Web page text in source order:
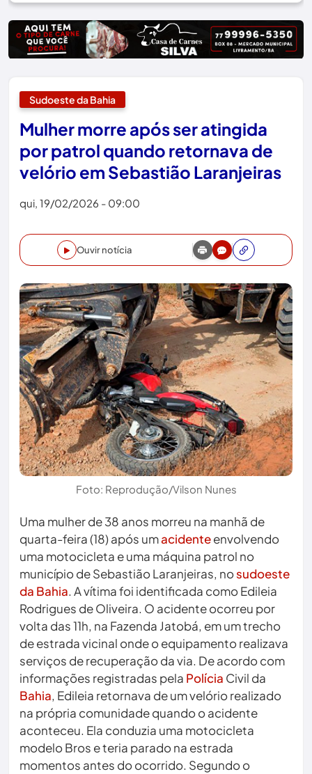
Sudoeste da Bahia
Mulher morre após ser atingida
por patrol quando retornava de
velório em Sebastião Laranjeiras
qui, 19/02/2026 - 09:00
Ouvir notícia
Foto: Reprodução/Vilson Nunes
Uma mulher de 38 anos morreu na manhã de
quarta-feira (18) após umacidenteenvolvendo
uma motocicleta e uma máquina patrol no
município de Sebastião Laranjeiras, nosudoeste
da Bahia. A vítima foi identificada como Edileia
Rodrigues de Oliveira. O acidente ocorreu por
volta das 11h, na Fazenda Jatobá, em um trecho
de estrada vicinal onde o equipamento realizava
serviços de recuperação da via. De acordo com
informações registradas pela Polícia Civil da
Bahia, Edileia retornava de um velório realizado
na própria comunidade quando o acidente
aconteceu. Ela conduzia uma motocicleta
modelo Bros e teria parado na estrada
momentos antes do ocorrido. Segundo o